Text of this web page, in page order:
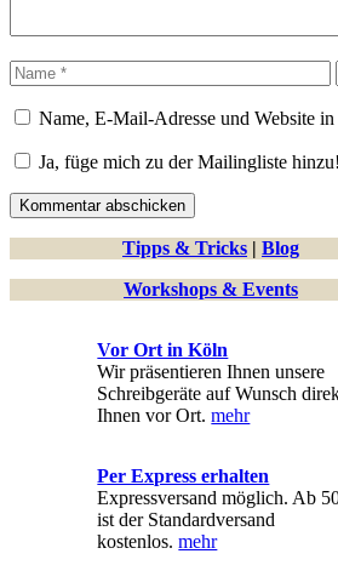
Name
Name, E-Mail-Adresse und Website
Ja, füge mich zu der Mailingliste hinzu!
Tipps & Tricks | Blog
Workshops & Events
Vor Ort in Köln
Wir präsentieren Ihnen unsere
Schreibgeräte auf Wunsch
Ihnen vor Ort.mehr
Per Express erhalten
Expressversand möglich. Ab
ist der Standardversand
kostenlos.mehr